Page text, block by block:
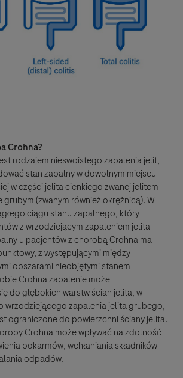
Crohna?
rodzajem nieswoistego zapalenia jelit,
stan zapalny w dowolnym miejscu
w części jelita cienkiego zwanej jelitem
grubym (zwanym również okrężnicą). W
ciągu stanu zapalnego, który
z wrzodziejącym zapaleniem jelita
u pacjentów z chorobą Crohna ma
z występującymi między
obszarami nieobjętymi stanem
Crohna zapalenie może
do głębokich warstw ścian jelita, w
wrzodziejącego zapalenia jelita grubego,
ograniczone do powierzchni ściany jelita.
Crohna może wpływać na zdolność
pokarmów, wchłaniania składników
odpadów.
że strona internetowa
nie służy do zgłaszania zdarzeń
zgłoszenia działania niepożądanego na stronie
Administrator Serwisu w imieniu
kontaktować się z osobą, która pozostawiła
farmakoterapii na stronie
w celu pozyskania
dotyczących zgłoszenia. Pozostawione
wiedzapacjenta.roche.pl informacje
niepożądanych, będą przekazywane do
odpowiedzialnych za produkty